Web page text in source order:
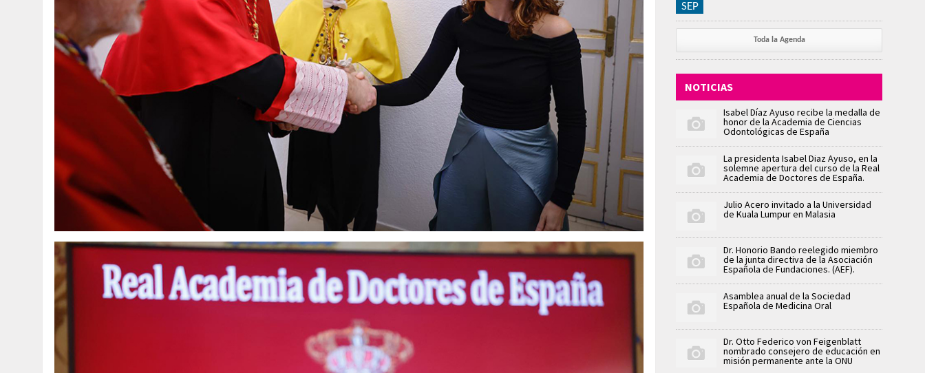
SEP
Toda la Agenda
NOTICIAS
Isabel Díaz Ayuso recibe la medalla de
honor de la Academia de Ciencias
Odontológicas de España
La presidenta Isabel Diaz Ayuso, en la
solemne apertura del curso de la Real
Academia de Doctores de España.
Julio Acero invitado a la Universidad
de Kuala Lumpur en Malasia
Dr. Honorio Bando reelegido miembro
de la junta directiva de la Asociación
Española de Fundaciones. (AEF).
Asamblea anual de la Sociedad
Española de Medicina Oral
Dr. Otto Federico von Feigenblatt
nombrado consejero de educación en
misión permanente ante la ONU